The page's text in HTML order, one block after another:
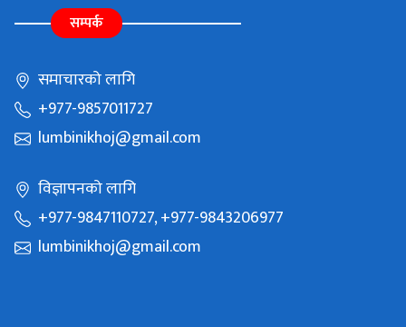
सम्पर्क
समाचारको लागि
+977-9857011727
lumbinikhoj@gmail.com
विज्ञापनको लागि
+977-9847110727, +977-9843206977
lumbinikhoj@gmail.com